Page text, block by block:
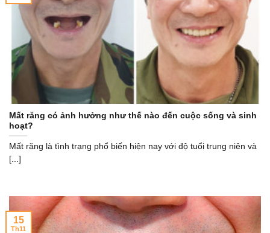
Mất răng có ảnh hưởng như thế nào đến cuộc sống và sinh
hoạt?
Mất răng là tình trạng phổ biến hiện nay với độ tuổi trung niên và
[...]
15
Th11